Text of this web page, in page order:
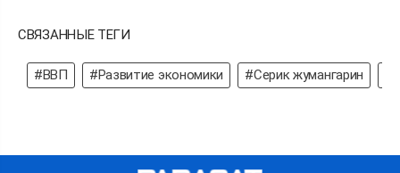
СВЯЗАННЫЕ ТЕГИ
#ВВП #Развитие экономики #Серик жумангарин